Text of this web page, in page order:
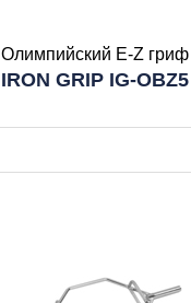
Олимпийский E-Z гриф
IRON GRIP IG-OBZ5